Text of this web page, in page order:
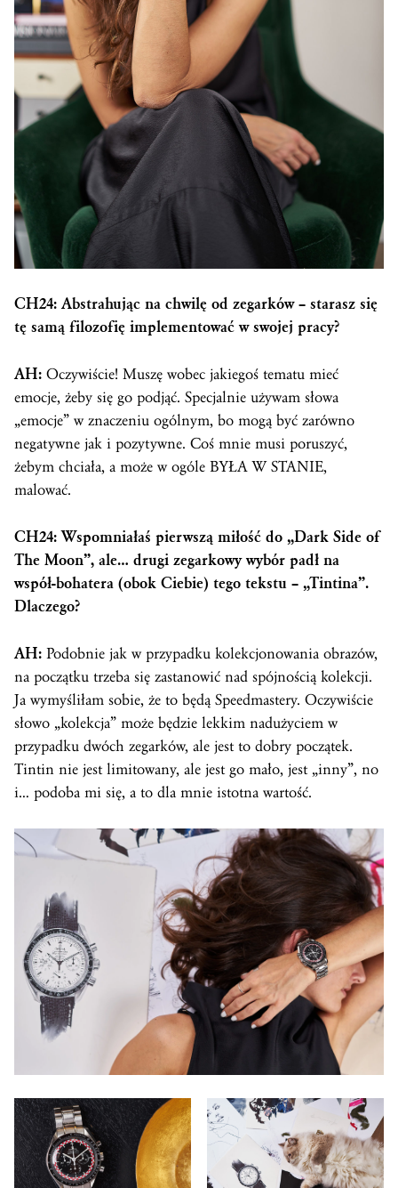
CH24: Abstrahując na chwilę od zegarków – starasz się
tę samą filozofię implementować w swojej pracy?
AH: Oczywiście! Muszę wobec jakiegoś tematu mieć
emocje, żeby się go podjąć. Specjalnie używam słowa
„emocje” w znaczeniu ogólnym, bo mogą być zarówno
negatywne jak i pozytywne. Coś mnie musi poruszyć,
żebym chciała, a może w ogóle BYŁA W STANIE,
malować.
CH24: Wspomniałaś pierwszą miłość do „Dark Side of
The Moon”, ale… drugi zegarkowy wybór padł na
współ-bohatera (obok Ciebie) tego tekstu – „Tintina”.
Dlaczego?
AH: Podobnie jak w przypadku kolekcjonowania obrazów,
na początku trzeba się zastanowić nad spójnością kolekcji.
Ja wymyśliłam sobie, że to będą Speedmastery. Oczywiście
słowo „kolekcja” może będzie lekkim nadużyciem w
przypadku dwóch zegarków, ale jest to dobry początek.
Tintin nie jest limitowany, ale jest go mało, jest „inny”, no
i… podoba mi się, a to dla mnie istotna wartość.